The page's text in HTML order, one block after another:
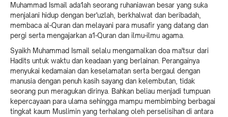
Muhammad Ismail ada1ah seorang ruhaniawan besar yang suka
menjalani hidup dengan ber'uzlah, berkhalwat dan beribadah,
membaca al-Quran dan melayani para musafir yang datang dan
pergi serta mengajarkan a1-Quran dan ilmu-ilmu agama.
Syaikh Muhammad Ismail selalu mengamalkan doa ma'tsur dari
Hadits untuk waktu dan keadaan yang berlainan. Perangainya
menyukai kedamaian dan keselamatan serta bergaul dengan
manusia dengan penuh kasih sayang dan kelembutan, tidak
seorang pun meragukan dirinya. Bahkan beliau menjadi tumpuan
kepercayaan para ulama sehingga mampu membimbing berbagai
tingkat kaum Muslimin yang terhalang oleh perselisihan di antara